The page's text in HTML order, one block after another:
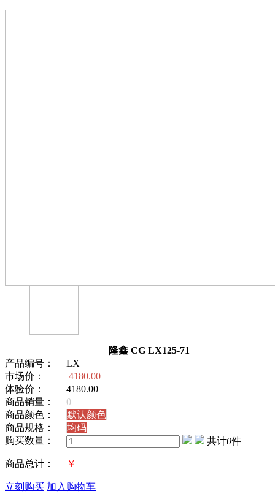
隆鑫 CG LX125-71
产品编号：
LX
市场价：
4180.00
体验价：
4180.00
商品销量：
0
商品颜色：
默认颜色
商品规格：
均码
购买数量：
共计0件
商品总计： ￥
立刻购买 加入购物车